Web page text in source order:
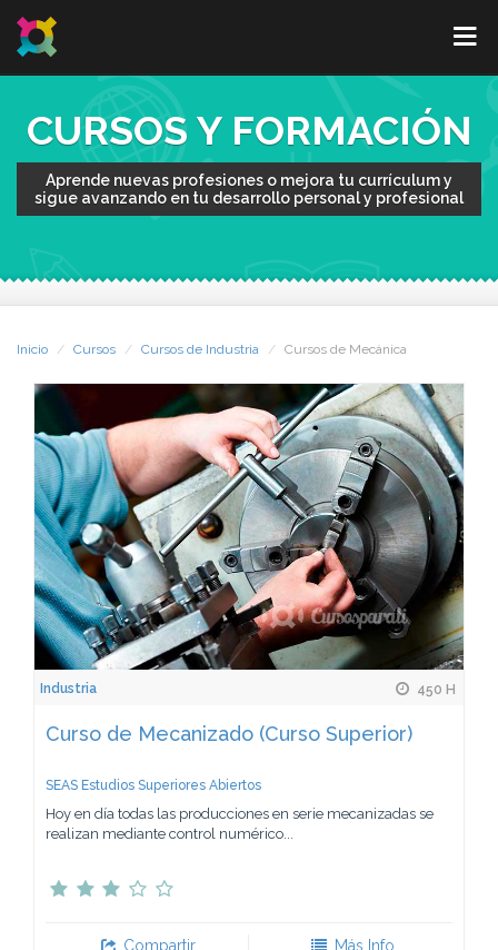
CURSOS Y FORMACIÓN
Aprende nuevas profesiones o mejora tu currículum y
sigue avanzando en tu desarrollo personal y profesional
Inicio Cursos Cursos de Industria Cursos de Mecánica
Industria 450 H
Curso de Mecanizado (Curso Superior)
SEAS Estudios Superiores Abiertos
Hoy en día todas las producciones en serie mecanizadas se
realizan mediante control numérico...
Compartir Más Info